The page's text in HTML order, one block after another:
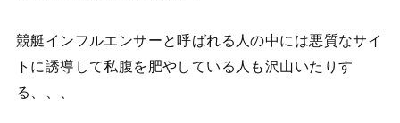
競艇インフルエンサーと呼ばれる人の中には悪質なサイ
トに誘導して私腹を肥やしている人も沢山いたりす
る、、、